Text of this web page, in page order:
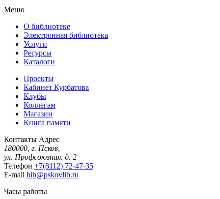
Меню
О библиотеке
Электронная библиотека
Услуги
Ресурсы
Каталоги
Проекты
Кабинет Курбатова
Клубы
Коллегам
Магазин
Книга памяти
Контакты Адрес
180000, г. Псков,
ул. Профсоюзная, д. 2
Телефон +7(8112) 72-47-35
E-mail bib@pskovlib.ru
Часы работы